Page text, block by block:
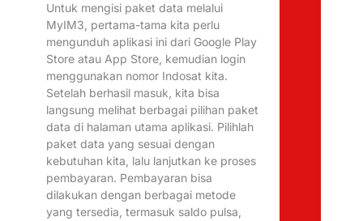
Untuk mengisi paket data melalui
MyIM3, pertama-tama kita perlu
mengunduh aplikasi ini dari Google Play
Store atau App Store, kemudian login
menggunakan nomor Indosat kita.
Setelah berhasil masuk, kita bisa
langsung melihat berbagai pilihan paket
data di halaman utama aplikasi. Pilihlah
paket data yang sesuai dengan
kebutuhan kita, lalu lanjutkan ke proses
pembayaran. Pembayaran bisa
dilakukan dengan berbagai metode
yang tersedia, termasuk saldo pulsa,